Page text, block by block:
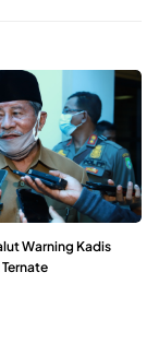
Warning Kadis